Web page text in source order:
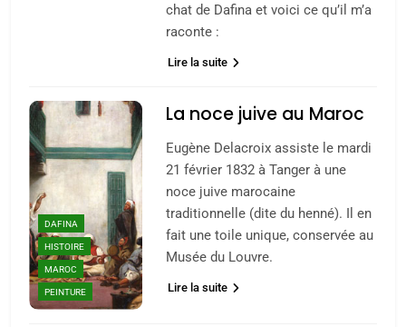
chat de Dafina et voici ce qu’il m’a
raconte :
Lire la suite
DAFINA
HISTOIRE
MAROC
PEINTURE
La noce juive au Maroc
Eugène Delacroix assiste le mardi
21 février 1832 à Tanger à une
noce juive marocaine
traditionnelle (dite du henné). Il en
fait une toile unique, conservée au
Musée du Louvre.
Lire la suite